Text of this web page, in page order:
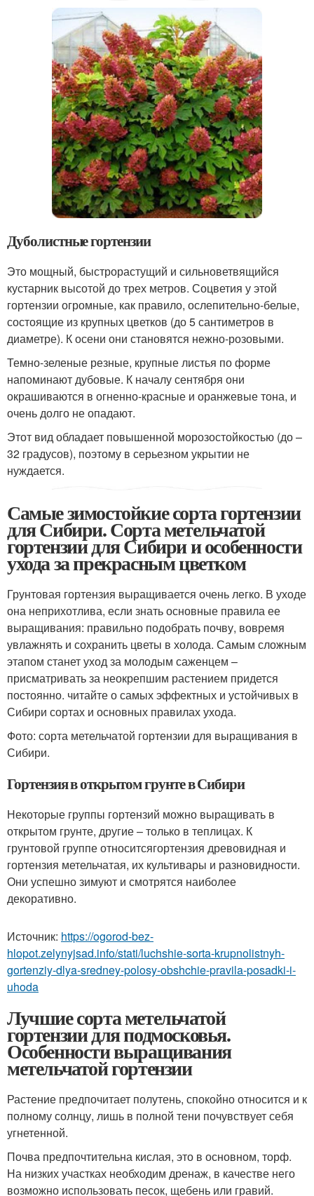
Дуболистные гортензии
Это мощный, быстрорастущий и сильноветвящийся
кустарник высотой до трех метров. Соцветия у этой
гортензии огромные, как правило, ослепительно-белые,
состоящие из крупных цветков (до 5 сантиметров в
диаметре). К осени они становятся нежно-розовыми.
Темно-зеленые резные, крупные листья по форме
напоминают дубовые. К началу сентября они
окрашиваются в огненно-красные и оранжевые тона, и
очень долго не опадают.
Этот вид обладает повышенной морозостойкостью (до –
32 градусов), поэтому в серьезном укрытии не
нуждается.
Самые зимостойкие сорта гортензии
для Сибири. Сорта метельчатой
гортензии для Сибири и особенности
ухода за прекрасным цветком
Грунтовая гортензия выращивается очень легко. В уходе
она неприхотлива, если знать основные правила ее
выращивания: правильно подобрать почву, вовремя
увлажнять и сохранить цветы в холода. Самым сложным
этапом станет уход за молодым саженцем –
присматривать за неокрепшим растением придется
постоянно. читайте о самых эффектных и устойчивых в
Сибири сортах и основных правилах ухода.
Фото: сорта метельчатой гортензии для выращивания в
Сибири.
Гортензия в открытом грунте в Сибири
Некоторые группы гортензий можно выращивать в
открытом грунте, другие – только в теплицах. К
грунтовой группе относитсягортензия древовидная и
гортензия метельчатая, их культивары и разновидности.
Они успешно зимуют и смотрятся наиболее
декоративно.
Источник: https://ogorod-bez-
hlopot.zelynyjsad.info/stati/luchshie-sorta-krupnolistnyh-
gortenziy-dlya-sredney-polosy-obshchie-pravila-posadki-i-
uhoda
Лучшие сорта метельчатой
гортензии для подмосковья.
Особенности выращивания
метельчатой гортензии
Растение предпочитает полутень, спокойно относится и к
полному солнцу, лишь в полной тени почувствует себя
угнетенной.
Почва предпочтительна кислая, это в основном, торф.
На низких участках необходим дренаж, в качестве него
возможно использовать песок, щебень или гравий.